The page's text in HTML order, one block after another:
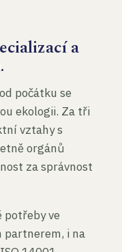
a
počátku se
ekologii. Za tři
vztahy s
orgánů
za správnost
potřeby ve
partnerem, i na